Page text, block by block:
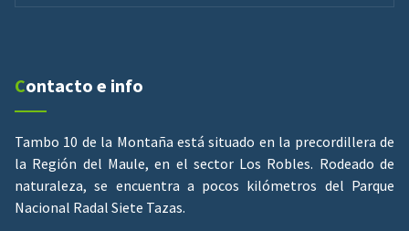
Contacto e info
Tambo 10 de la Montaña está situado en la precordillera de
la Región del Maule, en el sector Los Robles. Rodeado de
naturaleza, se encuentra a pocos kilómetros del Parque
Nacional Radal Siete Tazas.